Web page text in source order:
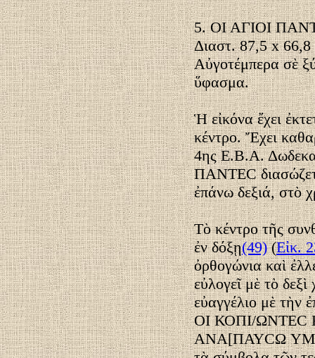
5. ΟΙ ΑΓΙΟΙ
Διαστ. 87,5 x 66,8
Αὐγοτέμπερα σὲ
ὕφασμα.
Ἡ εἰκόνα ἔχει
κέντρο. Ἔχει
4ης Ε.Β.Α.
ΠANTEC
ἐπάνω δεξιά, στὸ
Τὸ κέντρο τῆς
ἐν δόξῃ(49)(Εἰκ.
ὀρθογώνια καὶ
εὐλογεῖ μὲ τὸ
εὐαγγέλιο μὲ
ΟΙ ΚΟΠΙ/
ΑΝΑ[ΠΑΥCΩ